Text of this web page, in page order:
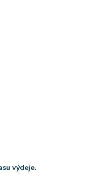
výdeje.